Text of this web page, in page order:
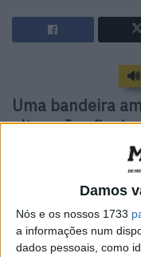
Damos
Nós e os nossos 1733
a informações num
dados pessoais, como
Uma bandeira
alterações
À FP2 seguiu-se em
passar à Q2, com
Luca Marini, e até